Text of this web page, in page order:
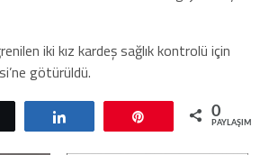
iki kız kardeş sağlık kontrolü için
götürüldü.
0